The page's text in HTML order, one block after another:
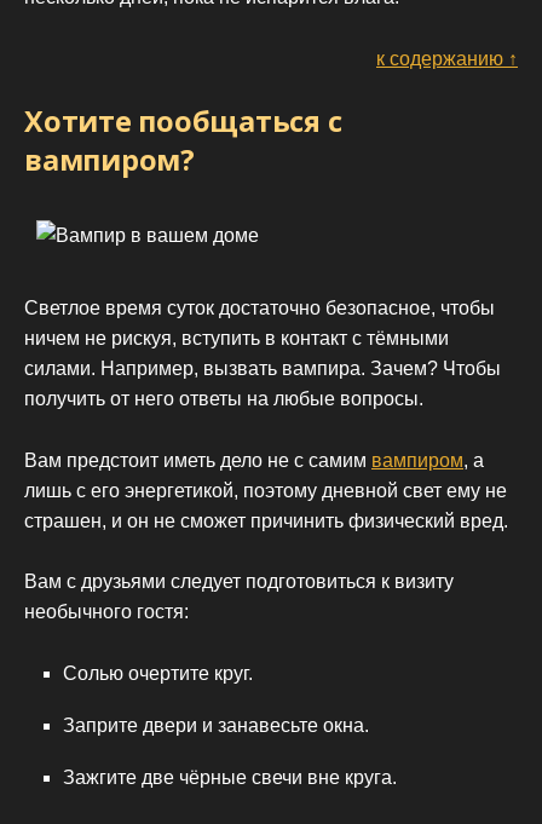
к содержанию ↑
Хотите пообщаться с
вампиром?
Светлое время суток достаточно безопасное, чтобы
ничем не рискуя, вступить в контакт с тёмными
силами. Например, вызвать вампира. Зачем? Чтобы
получить от него ответы на любые вопросы.
Вам предстоит иметь дело не с самим вампиром, а
лишь с его энергетикой, поэтому дневной свет ему не
страшен, и он не сможет причинить физический вред.
Вам с друзьями следует подготовиться к визиту
необычного гостя:
Солью очертите круг.
Заприте двери и занавесьте окна.
Зажгите две чёрные свечи вне круга.